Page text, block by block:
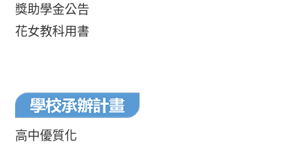
獎助學金公告
花女教科用書
高中優質化